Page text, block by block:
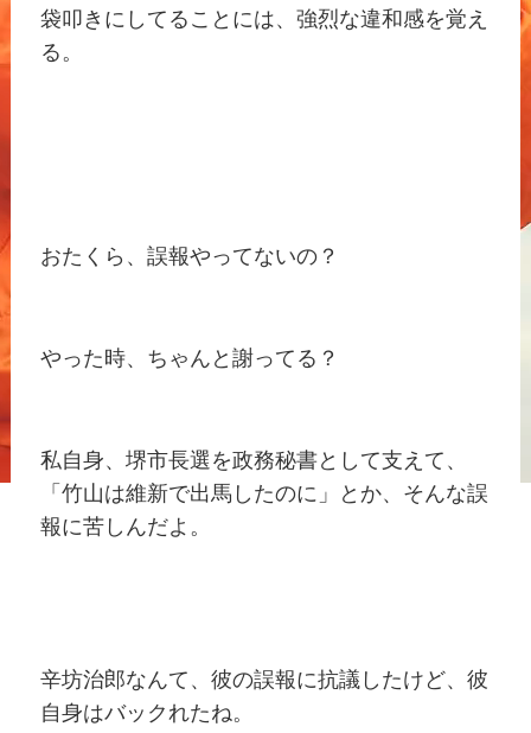
袋叩きにしてることには、強烈な違和感を覚え
る。
おたくら、誤報やってないの？
やった時、ちゃんと謝ってる？
私自身、堺市長選を政務秘書として支えて、
「竹山は維新で出馬したのに」とか、そんな誤
報に苦しんだよ。
辛坊治郎なんて、彼の誤報に抗議したけど、彼
自身はバックれたね。